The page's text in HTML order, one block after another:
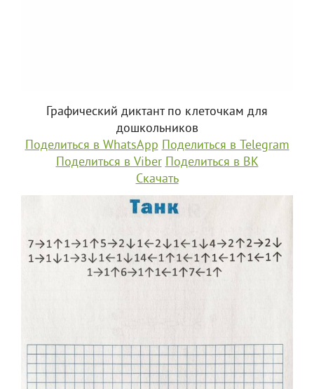
Графический диктант по клеточкам для
дошкольников
Поделиться в WhatsApp Поделиться в Telegram
Поделиться в Viber Поделиться в ВК
Скачать